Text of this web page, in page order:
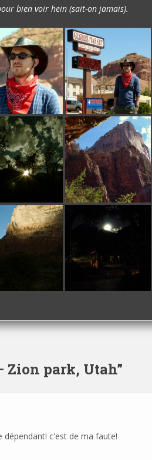
bien voir hein (sait-on jamais).
Zion park, Utah”
dépendant! c'est de ma faute!